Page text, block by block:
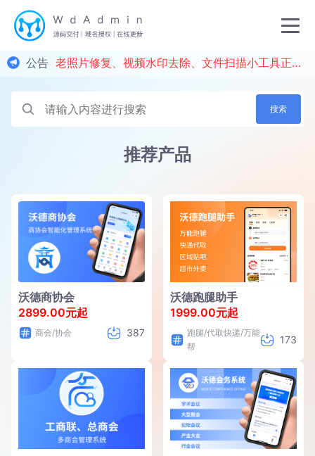
公告 老照片修复、视频水印去除、文件扫描小工具正式上线！
搜索
推荐产品
沃德商协会
2899.00元起
商会/协会 387
沃德跑腿助手
1999.00元起
跑腿/代取快递/万能
帮
173